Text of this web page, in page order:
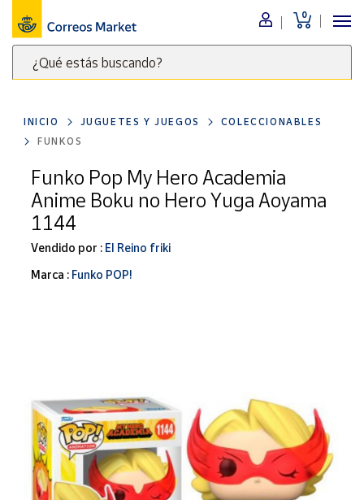
0
¿Qué estás buscando?
clave
para
buscar
productos
Correos
Market
Menú
Nuestro
catálogo
Alimentación
Ocio y cultura
Juguetes y
juegos
Libros y
Oficina y
Papelería
Para Canarias,
Ceuta y Melilla
INICIO JUGUETES Y JUEGOS
COLECCIONABLES
FUNKOS
Funko Pop My Hero Academia
Anime Boku no Hero Yuga Aoyama
1144
Vendido por : El Reino friki
Marca : Funko POP!